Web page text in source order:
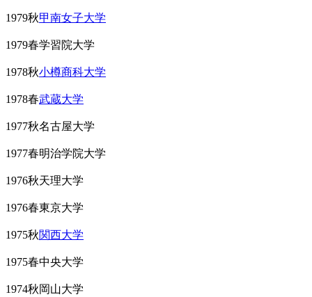
1979秋甲南女子大学
1979春学習院大学
1978秋小樽商科大学
1978春武蔵大学
1977秋名古屋大学
1977春明治学院大学
1976秋天理大学
1976春東京大学
1975秋関西大学
1975春中央大学
1974秋岡山大学